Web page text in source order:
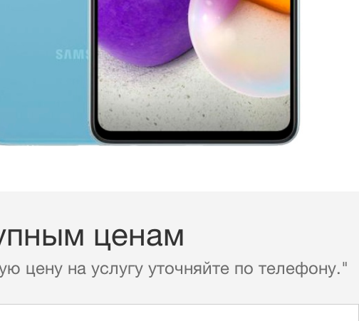
ценам
цену на услугу уточняйте по телефону."